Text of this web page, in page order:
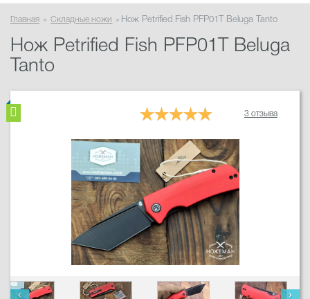
Главная Складные ножи Нож Petrified Fish PFP01T Beluga Tanto
Нож Petrified Fish PFP01T Beluga
Tanto
3 отзыва